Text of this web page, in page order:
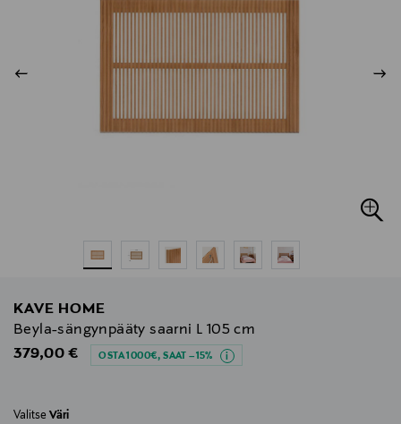
KAVE HOME
Beyla-sängynpääty saarni L 105 cm
Original Price
379,00 € OSTA 1000€, SAAT –15%
Valitse Väri